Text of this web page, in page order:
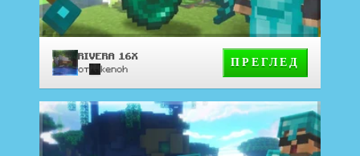
RIVERA 16X
от kenoh
ПРЕГЛЕД